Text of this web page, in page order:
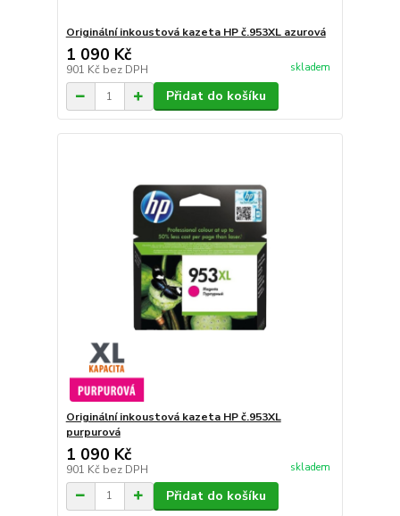
Originální inkoustová kazeta HP č.953XL azurová
1 090 Kč
901 Kč bez DPH skladem
Přidat do košíku
Originální inkoustová kazeta HP č.953XL
purpurová
1 090 Kč
901 Kč bez DPH skladem
Přidat do košíku